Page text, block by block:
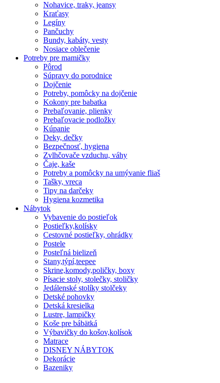
Nohavice, traky, jeansy
Kraťasy
Legíny
Pančuchy
Bundy, kabáty, vesty
Nosiace oblečenie
Potreby pre mamičky
Pôrod
Súpravy do porodnice
Dojčenie
Potreby, pomôcky na dojčenie
Kokony pre babatka
Prebaľovanie, plienky
Prebaľovacie podložky
Kúpanie
Deky, dečky
Bezpečnosť, hygiena
Zvlhčovače vzduchu, váhy
Čaje, kaše
Potreby a pomôcky na umývanie fliaš
Tašky, vreca
Tipy na darčeky
Hygiena kozmetika
Nábytok
Vybavenie do postieľok
Postieľky,kolísky
Cestovné postieľky, ohrádky
Postele
Posteľná bielizeň
Stany,týpí,teepee
Skrine,komody,poličky, boxy
Písacie stoly, stolečky, stoličky
Jedálenské stolíky stolčeky
Detské pohovky
Detská kresielka
Lustre, lampičky
Koše pre bábätká
Výbavičky do košov,kolísok
Matrace
DISNEY NÁBYTOK
Dekorácie
Bazeniky